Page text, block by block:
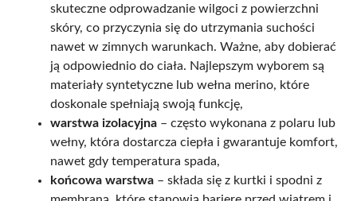
skuteczne odprowadzanie wilgoci z powierzchni
skóry, co przyczynia się do utrzymania suchości
nawet w zimnych warunkach. Ważne, aby dobierać
ją odpowiednio do ciała. Najlepszym wyborem są
materiały syntetyczne lub wełna merino, które
doskonale spełniają swoją funkcję,
warstwa izolacyjna – często wykonana z polaru lub
wełny, która dostarcza ciepła i gwarantuje komfort,
nawet gdy temperatura spada,
końcowa warstwa – składa się z kurtki i spodni z